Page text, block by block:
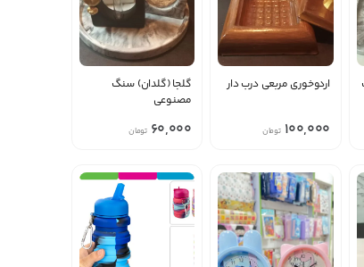
اردوخوری مربعی درب دار
100,000 تومان
گلجا (گلدان) سنگ
مصنوعی
60,000 تومان